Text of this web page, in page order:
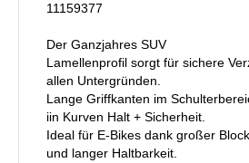
11159377
Der Ganzjahres SUV
Lamellenprofil sorgt für sichere
allen Untergründen.
Lange Griffkanten im
iin Kurven Halt + Sicherheit.
Ideal für E-Bikes dank großer
und langer Haltbarkeit.